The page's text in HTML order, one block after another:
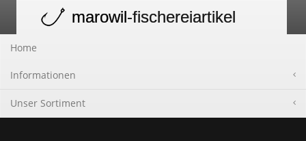
navigation
marowil-fischereiartikel
Home
Informationen
Unser Sortiment